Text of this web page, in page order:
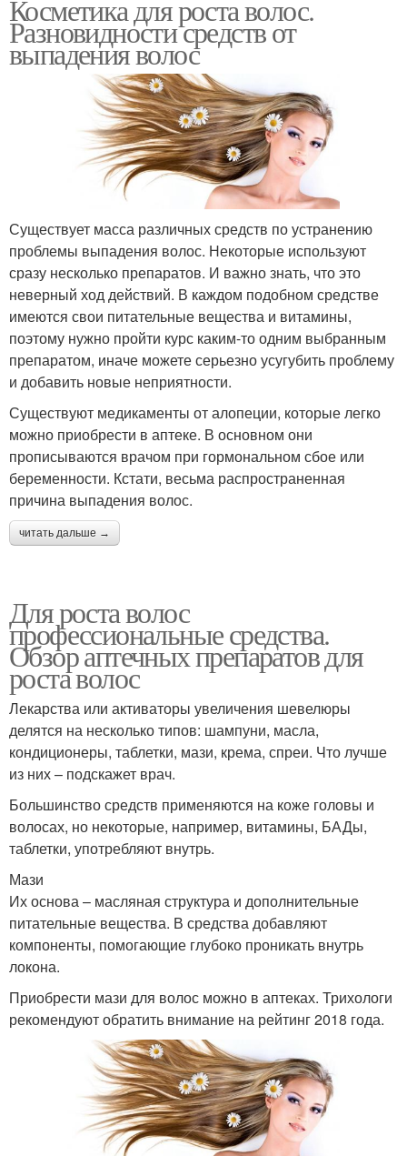
Косметика для роста волос.
Разновидности средств от
выпадения волос
Существует масса различных средств по устранению
проблемы выпадения волос. Некоторые используют
сразу несколько препаратов. И важно знать, что это
неверный ход действий. В каждом подобном средстве
имеются свои питательные вещества и витамины,
поэтому нужно пройти курс каким-то одним выбранным
препаратом, иначе можете серьезно усугубить проблему
и добавить новые неприятности.
Существуют медикаменты от алопеции, которые легко
можно приобрести в аптеке. В основном они
прописываются врачом при гормональном сбое или
беременности. Кстати, весьма распространенная
причина выпадения волос.
читать дальше →
Для роста волос
профессиональные средства.
Обзор аптечных препаратов для
роста волос
Лекарства или активаторы увеличения шевелюры
делятся на несколько типов: шампуни, масла,
кондиционеры, таблетки, мази, крема, спреи. Что лучше
из них – подскажет врач.
Большинство средств применяются на коже головы и
волосах, но некоторые, например, витамины, БАДы,
таблетки, употребляют внутрь.
Мази
Их основа – масляная структура и дополнительные
питательные вещества. В средства добавляют
компоненты, помогающие глубоко проникать внутрь
локона.
Приобрести мази для волос можно в аптеках. Трихологи
рекомендуют обратить внимание на рейтинг 2018 года.